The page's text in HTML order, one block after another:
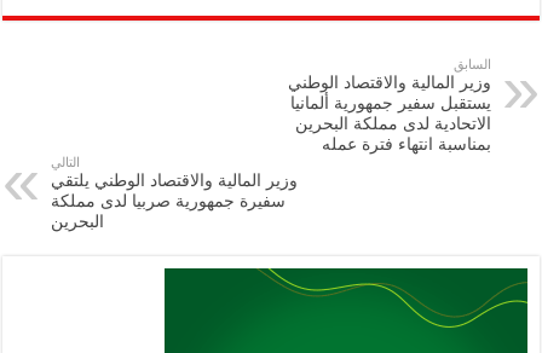
p
y
Li
n
eb
k
tt
nt
at
p
gr
ai
ar
السابق
وزير المالية والاقتصاد الوطني
يستقبل سفير جمهورية ألمانيا
الاتحادية لدى مملكة البحرين
بمناسبة انتهاء فترة عمله
التالي
وزير المالية والاقتصاد الوطني يلتقي
سفيرة جمهورية صربيا لدى مملكة
البحرين